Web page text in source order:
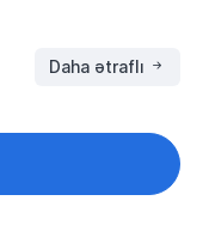
Daha ətraflı